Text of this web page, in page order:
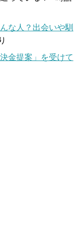
な人？出会いや馴
金提案」を受けて